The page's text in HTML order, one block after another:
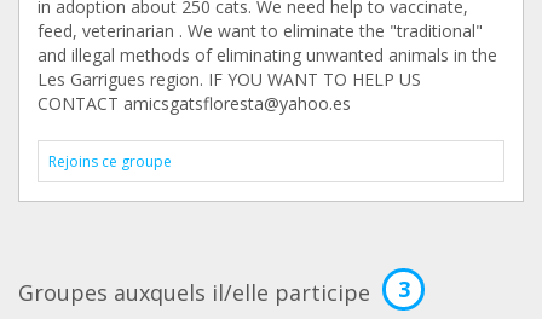
in adoption about 250 cats. We need help to vaccinate,
feed, veterinarian . We want to eliminate the "traditional"
and illegal methods of eliminating unwanted animals in the
Les Garrigues region. IF YOU WANT TO HELP US
CONTACT amicsgatsfloresta@yahoo.es
Rejoins ce groupe
Groupes auxquels il/elle participe 3